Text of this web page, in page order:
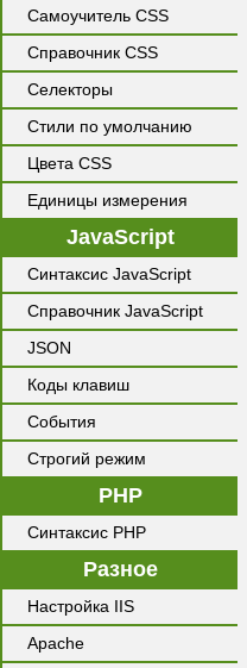
Самоучитель CSS
Справочник CSS
Селекторы
Стили по умолчанию
Цвета CSS
Единицы измерения
JavaScript
Синтаксис JavaScript
Справочник JavaScript
JSON
Коды клавиш
События
Строгий режим
PHP
Синтаксис PHP
Разное
Настройка IIS
Apache